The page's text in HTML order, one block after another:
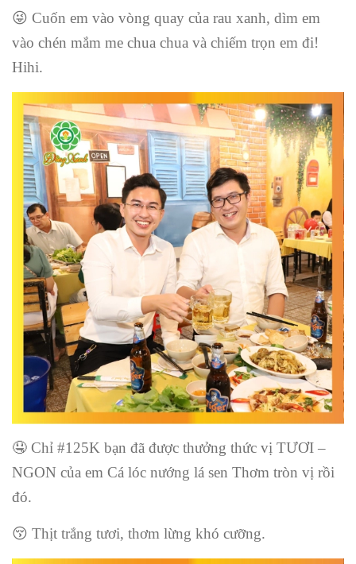
😜 Cuốn em vào vòng quay của rau xanh, dìm em
vào chén mắm me chua chua và chiếm trọn em đi!
Hihi.
🤤 Chỉ #125K bạn đã được thưởng thức vị TƯƠI –
NGON của em Cá lóc nướng lá sen Thơm tròn vị rồi
đó.
😚 Thịt trắng tươi, thơm lừng khó cưỡng.